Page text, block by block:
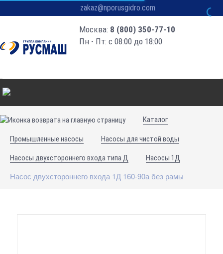
zakaz@nporusgidro.com
Москва: 8 (800) 350-77-10
Пн - Пт: с 08:00 до 18:00
Каталог
Промышленные насосы Насосы для чистой воды
Насосы двухстороннего входа типа Д Насосы 1Д
Насос двухстороннего входа 1Д 160-90а без рамы